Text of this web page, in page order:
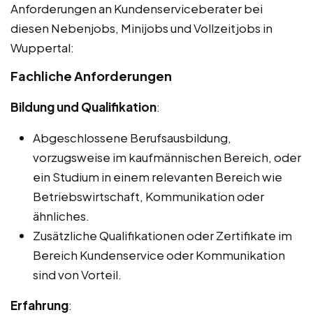
Anforderungen an Kundenserviceberater bei
diesen Nebenjobs, Minijobs und Vollzeitjobs in
Wuppertal:
Fachliche Anforderungen
Bildung und Qualifikation:
Abgeschlossene Berufsausbildung,
vorzugsweise im kaufmännischen Bereich, oder
ein Studium in einem relevanten Bereich wie
Betriebswirtschaft, Kommunikation oder
ähnliches.
Zusätzliche Qualifikationen oder Zertifikate im
Bereich Kundenservice oder Kommunikation
sind von Vorteil.
Erfahrung: